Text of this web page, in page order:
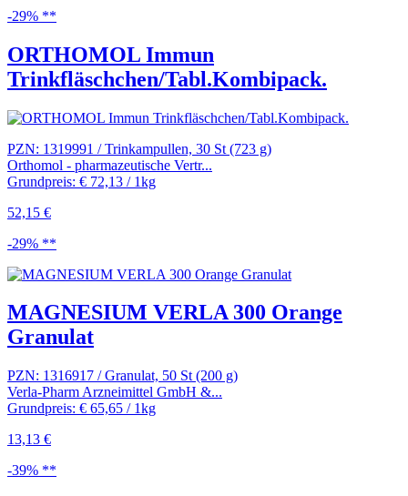
-29% **
ORTHOMOL Immun
Trinkfläschchen/Tabl.Kombipack.
PZN: 1319991 / Trinkampullen, 30 St (723 g)
Orthomol - pharmazeutische Vertr...
Grundpreis: € 72,13 / 1kg
52,15 €
-29% **
MAGNESIUM VERLA 300 Orange
Granulat
PZN: 1316917 / Granulat, 50 St (200 g)
Verla-Pharm Arzneimittel GmbH &...
Grundpreis: € 65,65 / 1kg
13,13 €
-39% **